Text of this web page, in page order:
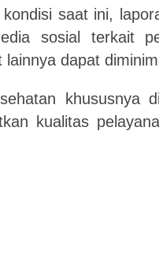
saat ini,
sosial terkait
dapat
khususnya
kualitas